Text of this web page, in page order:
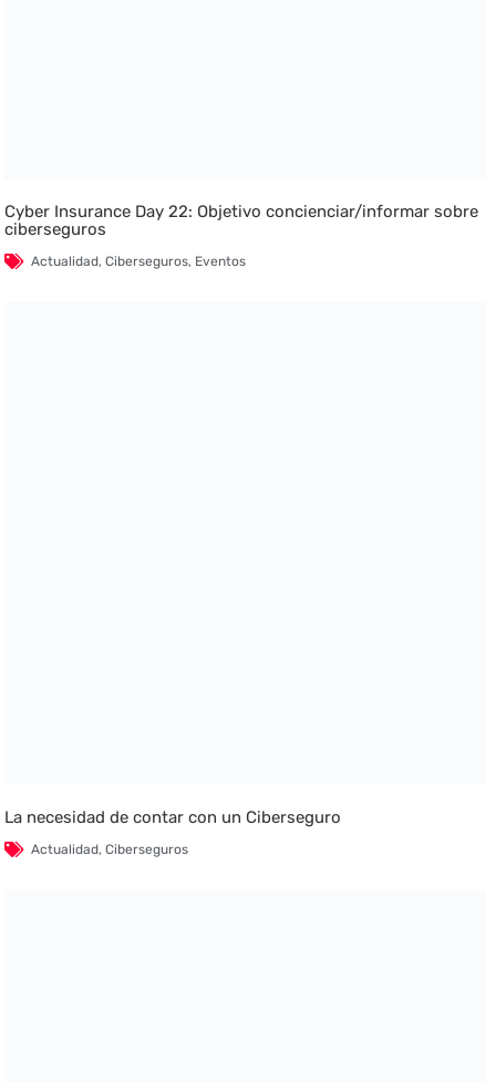
Cyber Insurance Day 22: Objetivo concienciar/informar sobre
ciberseguros
Actualidad,Ciberseguros, Eventos
La necesidad de contar con un Ciberseguro
Actualidad,Ciberseguros